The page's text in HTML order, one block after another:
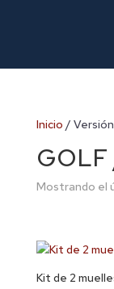
Inicio /
GOLF
Mostrando el
Kit de 2